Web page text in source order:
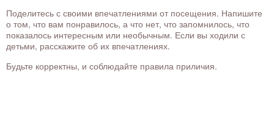
Поделитесь с своими впечатлениями от посещения. Напишите
о том, что вам понравилось, а что нет, что запомнилось, что
показалось интересным или необычным. Если вы ходили с
детьми, расскажите об их впечатлениях.
Будьте корректны, и соблюдайте правила приличия.